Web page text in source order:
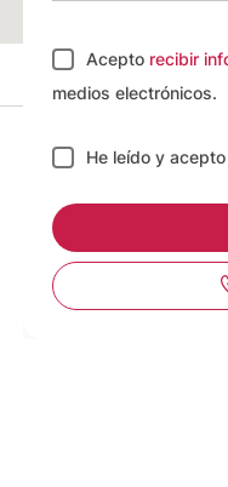
Acepto recibir
medios electrónicos.
He leído y acepto